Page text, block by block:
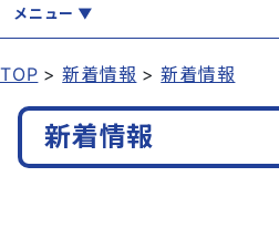
メニュー
くらし 健康・福祉 教育・文化
TOP 新着情報 新着情報
新着情報